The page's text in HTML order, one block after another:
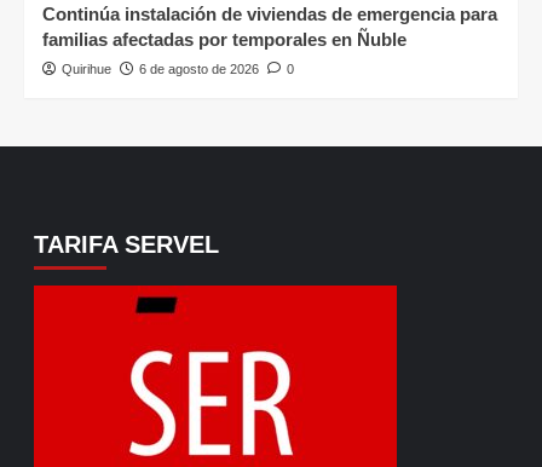
Continúa instalación de viviendas de emergencia para
familias afectadas por temporales en Ñuble
Quirihue 6 de agosto de 2026 0
TARIFA SERVEL